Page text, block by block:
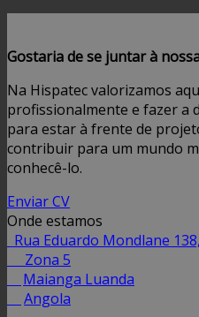
Gostaria de se juntar à
Na Hispatec valorizamos
profissionalmente e fazer a
para estar à frente de
contribuir para um mundo
conhecê-lo.
Enviar CV
Onde estamos
Rua Eduardo Mondlane 138,
Zona 5
Maianga Luanda
Angola